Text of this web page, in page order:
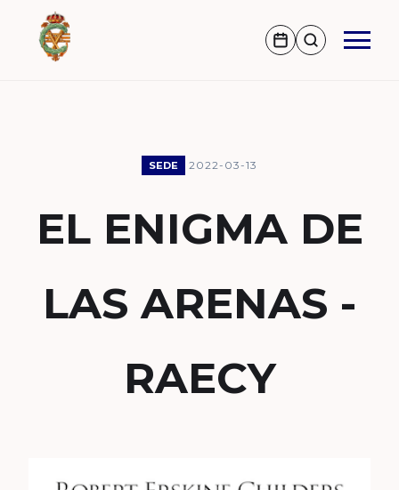
SEDE 2022-03-13
EL ENIGMA DE
LAS ARENAS -
RAECY